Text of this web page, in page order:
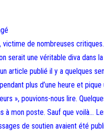
victime de nombreuses
serait une véritable diva dans
article publié il y a quelques
plus d’une heure et pique
», pouvions-nous lire.
mon poste. Sauf que voilà…
de soutien avaient été